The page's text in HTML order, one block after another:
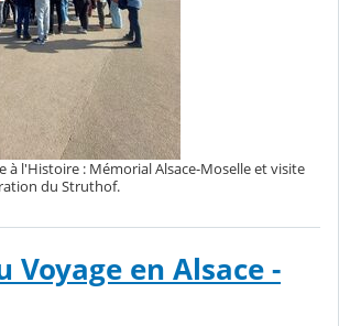
à l'Histoire : Mémorial Alsace-Moselle et visite
du Struthof.
Voyage en Alsace -